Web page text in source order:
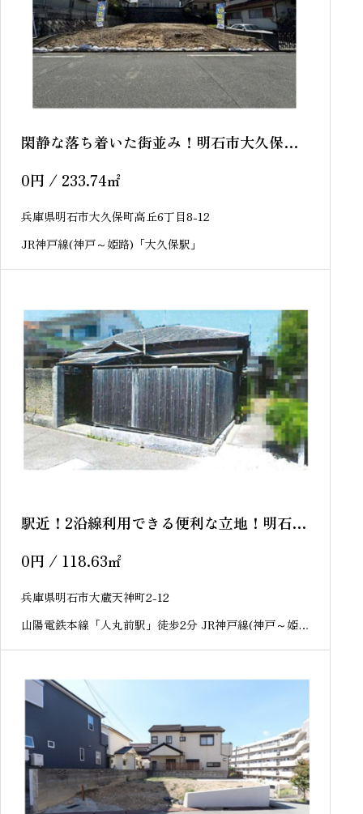
閑静な落ち着いた街並み！明石市大久保町
高丘6丁目 売土地
0円 / 233.74㎡
兵庫県明石市大久保町高丘6丁目8-12
JR神戸線(神戸～姫路)「大久保駅」
駅近！2沿線利用できる便利な立地！明石市
大蔵天神町 売土地
0円 / 118.63㎡
兵庫県明石市大蔵天神町2-12
山陽電鉄本線「人丸前駅」徒歩2分 JR神戸線(神戸～姫
路)「明石駅」徒歩13分 山陽電鉄本線「大蔵谷駅」徒歩7
分